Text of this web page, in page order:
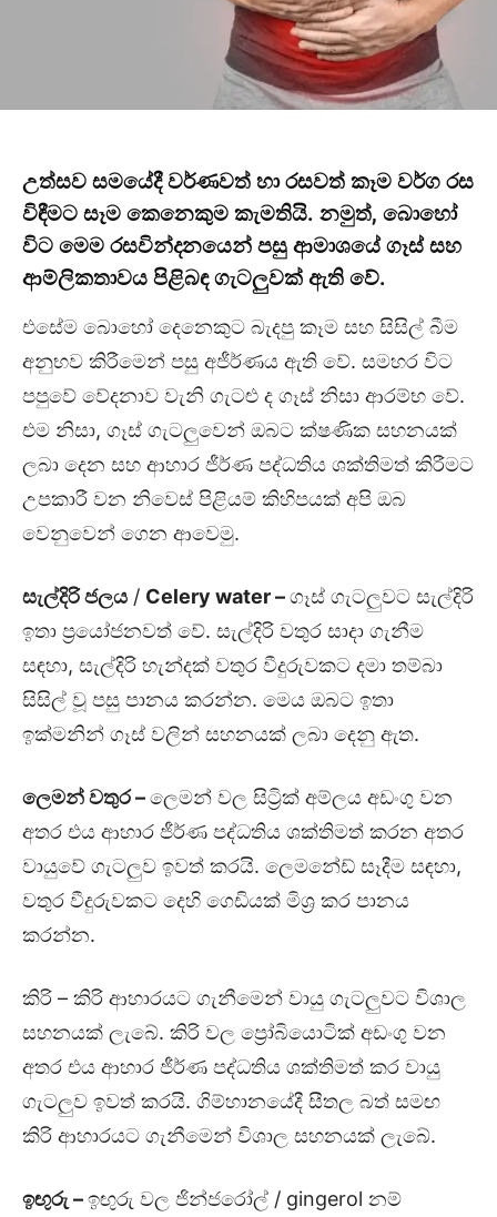
උත්සව සමයේදී වර්ණවත් හා රසවත් කෑම වර්ග රස
විඳීමට සෑම කෙනෙකුම කැමතියි. නමුත්, බොහෝ
විට මෙම රසවින්දනයෙන් පසු ආමාශයේ ගෑස් සහ
ආම්ලිකතාවය පිළිබඳ ගැටලුවක් ඇති වේ.
එසේම බොහෝ දෙනෙකුට බැදපු කෑම සහ සිසිල් බීම
අනුභව කිරීමෙන් පසු අජීර්ණය ඇති වේ. සමහර විට
පපුවේ වේදනාව වැනි ගැටළු ද ගෑස් නිසා ආරම්භ වේ.
එම නිසා, ගෑස් ගැටලුවෙන් ඔබට ක්ෂණික සහනයක්
ලබා දෙන සහ ආහාර ජීර්ණ පද්ධතිය ශක්තිමත් කිරීමට
උපකාරී වන නිවෙස් පිළියම් කිහිපයක් අපි ඔබ
වෙනුවෙන් ගෙන ආවෙමු.
සැල්දිරි ජලය / Celery water–ගෑස් ගැටලුවට සැල්දිරි
ඉතා ප්‍රයෝජනවත් වේ. සැල්දිරි වතුර සාදා ගැනීම
සඳහා, සැල්දිරි හැන්දක් වතුර වීදුරුවකට දමා තම්බා
සිසිල් වූ පසු පානය කරන්න. මෙය ඔබට ඉතා
ඉක්මනින් ගෑස් වලින් සහනයක් ලබා දෙනු ඇත.
ලෙමන් වතුර –ලෙමන් වල සිට්‍රික් අම්ලය අඩංගු වන
අතර එය ආහාර ජීර්ණ පද්ධතිය ශක්තිමත් කරන අතර
වායුවේ ගැටලුව ඉවත් කරයි. ලෙමනේඩ් සෑදීම සඳහා,
වතුර වීදුරුවකට දෙහි ගෙඩියක් මිශ්‍ර කර පානය
කරන්න.
කිරි – කිරි ආහාරයට ගැනීමෙන් වායු ගැටලුවට විශාල
සහනයක් ලැබේ. කිරි වල ප්‍රෝබියොටික් අඩංගු වන
අතර එය ආහාර ජීර්ණ පද්ධතිය ශක්තිමත් කර වායු
ගැටලුව ඉවත් කරයි. ගිම්හානයේදී සීතල බත් සමඟ
කිරි ආහාරයට ගැනීමෙන් විශාල සහනයක් ලැබේ.
ඉඟුරු –ඉඟුරු වල ජින්ජරෝල් / gingerol නම්